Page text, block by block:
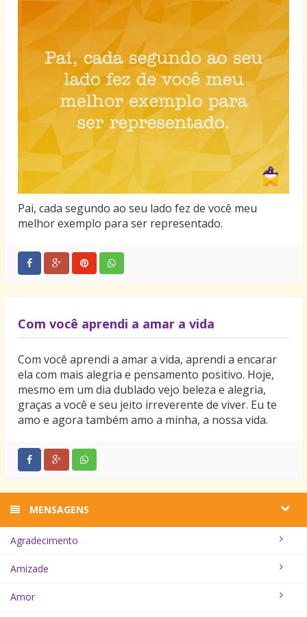
Pai, cada segundo ao seu lado fez de você meu
melhor exemplo para ser representado.
Com você aprendi a amar a vida
Com você aprendi a amar a vida, aprendi a encarar
ela com mais alegria e pensamento positivo. Hoje,
mesmo em um dia dublado vejo beleza e alegria,
graças a você e seu jeito irreverente de viver. Eu te
amo e agora também amo a minha, a nossa vida.
MENSAGENS
Agradecimento
Amizade
Amor